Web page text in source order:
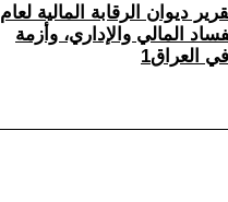
ديوان الرقابة المالية لعام
المالي والإداري، وأزمة
العراق1